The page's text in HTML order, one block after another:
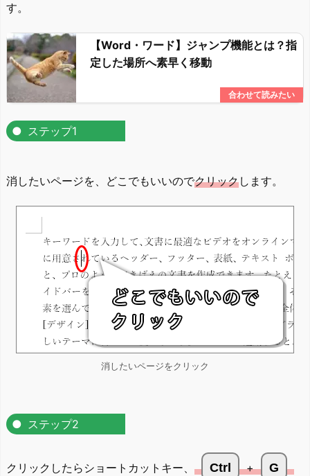
す。
【Word・ワード】ジャンプ機能とは？指
定した場所へ素早く移動
ステップ1
消したいページを、どこでもいいのでクリックします。
消したいページをクリック
ステップ2
クリックしたらショートカットキー、 Ctrl +
G